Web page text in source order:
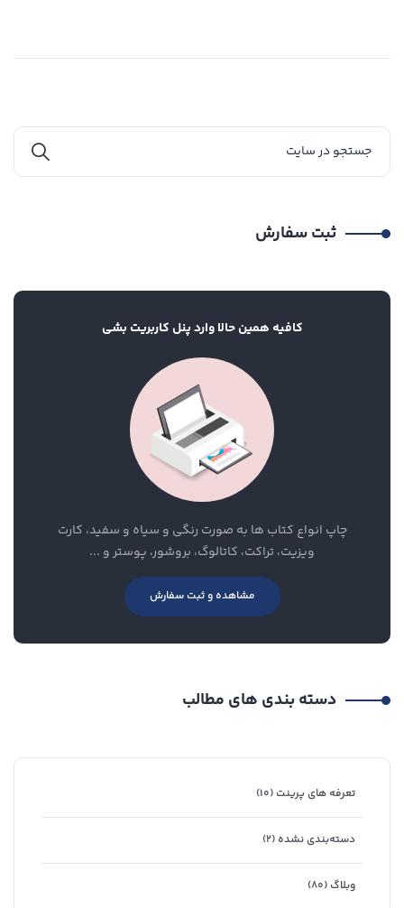
ثبت سفارش
کافیه همین حالا وارد پنل کاربریت بشی
چاپ انواع کتاب ها به صورت رنگی و سیاه و سفید، کارت
ویزیت، تراکت، کاتالوگ، بروشور، پوستر و ...
مشاهده و ثبت سفارش
دسته بندی های مطالب
تعرفه های پرینت (۱۰)
دسته‌بندی نشده (۲)
وبلاگ (۸۰)